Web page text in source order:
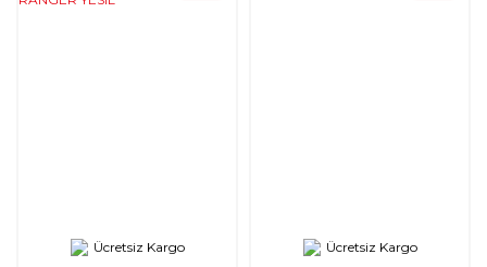
Ücretsiz Kargo Ücretsiz Kargo